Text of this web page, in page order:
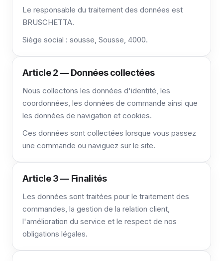
Le responsable du traitement des données est
BRUSCHETTA.
Siège social : sousse, Sousse, 4000.
Article 2 — Données collectées
Nous collectons les données d'identité, les
coordonnées, les données de commande ainsi que
les données de navigation et cookies.
Ces données sont collectées lorsque vous passez
une commande ou naviguez sur le site.
Article 3 — Finalités
Les données sont traitées pour le traitement des
commandes, la gestion de la relation client,
l'amélioration du service et le respect de nos
obligations légales.